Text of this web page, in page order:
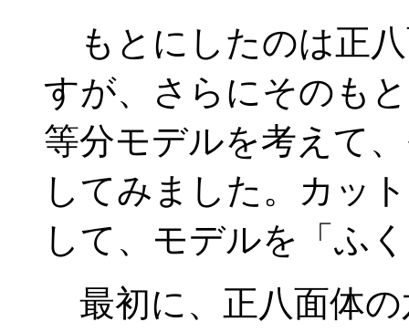
もとにしたのは正
すが、さらにそのも
等分モデルを考えて
してみました。カッ
して、モデルを「ふ
最初に、正八面体の